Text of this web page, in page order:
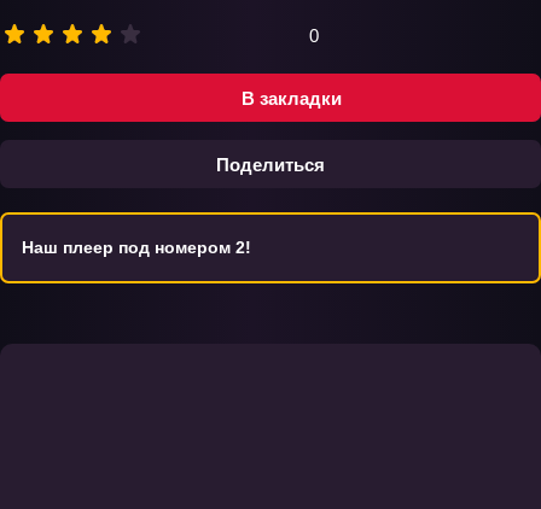
В закладки
Поделиться
0
Наш плеер под номером 2!